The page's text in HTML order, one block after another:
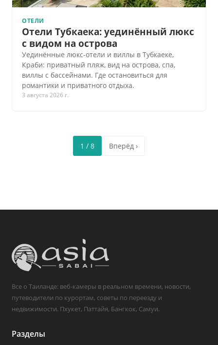
ОТЕЛИ
Отели Тубкаека: уединённый люкс
с видом на острова
Уединённые люкс-отели и виллы в Тубкаеке,
Краби: приватный пляж, вид на острова, спа,
виллы с бассейнами. Где остановиться для
романтики и приватного отдыха.
3 августа 2026 г.
1 / 8 Вперёд ›
Все о Таиланде: веб-камеры в реальном времени, новости,
путеводители по курортам, советы по переезду и
недвижимости. Пхукет, Паттайя, Бангкок, Самуи.
Разделы